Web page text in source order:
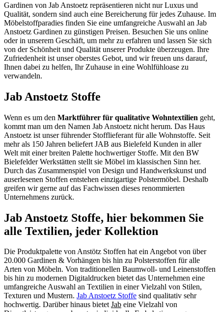
Gardinen von Jab Anstoetz repräsentieren nicht nur Luxus und
Qualität, sondern sind auch eine Bereicherung für jedes Zuhause. Im
Möbelstoffparadies finden Sie eine umfangreiche Auswahl an Jab
Anstoetz Gardinen zu günstigen Preisen. Besuchen Sie uns online
oder in unserem Geschäft, um mehr zu erfahren und lassen Sie sich
von der Schönheit und Qualität unserer Produkte überzeugen. Ihre
Zufriedenheit ist unser oberstes Gebot, und wir freuen uns darauf,
Ihnen dabei zu helfen, Ihr Zuhause in eine Wohlfühloase zu
verwandeln.
Jab Anstoetz Stoffe
Wenn es um den Marktführer für qualitative Wohntextilien geht,
kommt man um den Namen Jab Anstoetz nicht herum. Das Haus
Anstoetz ist unser führender Stofflieferant für alle Wohnstoffe. Seit
mehr als 150 Jahren beliefert JAB aus Bielefeld Kunden in aller
Welt mit einer breiten Palette hochwertiger Stoffe. Mit den BW
Bielefelder Werkstätten stellt sie Möbel im klassischen Sinn her.
Durch das Zusammenspiel von Design und Handwerkskunst und
auserlesenen Stoffen entstehen einzigartige Polstermöbel. Deshalb
greifen wir gerne auf das Fachwissen dieses renommierten
Unternehmens zurück.
Jab Anstoetz Stoffe, hier bekommen Sie
alle Textilien, jeder Kollektion
Die Produktpalette von Anstötz Stoffen hat ein Angebot von über
20.000 Gardinen & Vorhängen bis hin zu Polsterstoffen für alle
Arten von Möbeln. Von traditionellen Baumwoll- und Leinenstoffen
bis hin zu modernen Digitaldrucken bietet das Unternehmen eine
umfangreiche Auswahl an Textilien in einer Vielzahl von Stilen,
Texturen und Mustern. Jab Anstoetz Stoffe sind qualitativ sehr
hochwertig. Darüber hinaus bietetJab eine Vielzahl von